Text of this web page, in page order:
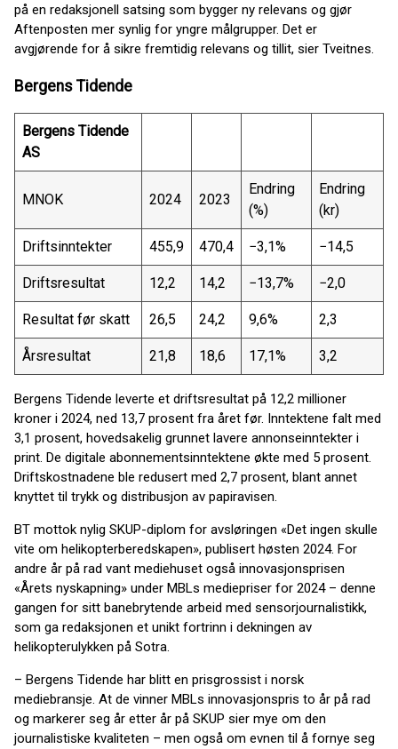
på en redaksjonell satsing som bygger ny relevans og gjør
Aftenposten mer synlig for yngre målgrupper. Det er
avgjørende for å sikre fremtidig relevans og tillit, sier Tveitnes.
Bergens Tidende
Bergens Tidende
AS
MNOK 2024 2023
Endring
(%)
Endring
(kr)
Driftsinntekter 455,9 470,4 −3,1% −14,5
Driftsresultat 12,2 14,2 −13,7% −2,0
Resultat før skatt 26,5 24,2 9,6% 2,3
Årsresultat 21,8 18,6 17,1% 3,2
Bergens Tidende leverte et driftsresultat på 12,2 millioner
kroner i 2024, ned 13,7 prosent fra året før. Inntektene falt med
3,1 prosent, hovedsakelig grunnet lavere annonseinntekter i
print. De digitale abonnementsinntektene økte med 5 prosent.
Driftskostnadene ble redusert med 2,7 prosent, blant annet
knyttet til trykk og distribusjon av papiravisen.
BT mottok nylig SKUP-diplom for avsløringen «Det ingen skulle
vite om helikopterberedskapen», publisert høsten 2024. For
andre år på rad vant mediehuset også innovasjonsprisen
«Årets nyskapning» under MBLs mediepriser for 2024 – denne
gangen for sitt banebrytende arbeid med sensorjournalistikk,
som ga redaksjonen et unikt fortrinn i dekningen av
helikopterulykken på Sotra.
– Bergens Tidende har blitt en prisgrossist i norsk
mediebransje. At de vinner MBLs innovasjonspris to år på rad
og markerer seg år etter år på SKUP sier mye om den
journalistiske kvaliteten – men også om evnen til å fornye seg